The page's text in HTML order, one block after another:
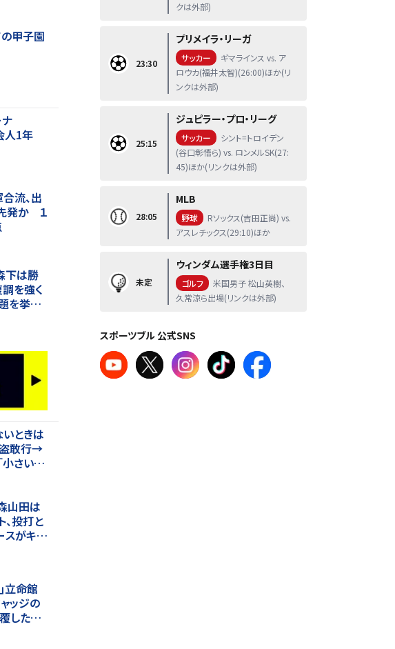
甲子園
人1年
合流、出
発か １
下は勝
を強く
を挙げ
投球
ときは
盗敢行→
さい力
高見監
山田は
投打と
スがキー
り選
立命館
ッジの
したプ
クは外部)
23:30
プリメイラ・リーガ
サッカー
ギマラインス vs. ア
ロウカ(福井太智)(26:00)ほか(リ
ンクは外部)
25:15
ジュピラー・プロ・リーグ
サッカー
シント=トロイデン
(谷口彰悟ら) vs. ロンメルSK(27:
45)ほか(リンクは外部)
28:05
MLB
野球
Rソックス(吉田正尚) vs.
アスレチックス(29:10)ほか
未定
ウィンダム選手権3日目
ゴルフ
米国男子 松山英樹、
久常涼ら出場(リンクは外部)
スポーツブル 公式SNS